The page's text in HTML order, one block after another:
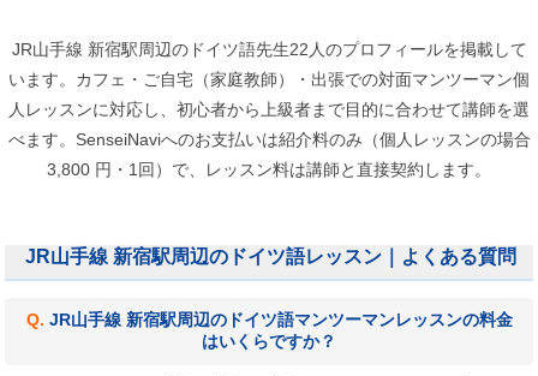
JR山手線 新宿駅周辺のドイツ語先生22人のプロフィールを掲載して
います。カフェ・ご自宅（家庭教師）・出張での対面マンツーマン個
人レッスンに対応し、初心者から上級者まで目的に合わせて講師を選
べます。SenseiNaviへのお支払いは紹介料のみ（個人レッスンの場合
3,800 円・1回）で、レッスン料は講師と直接契約します。
JR山手線 新宿駅周辺のドイツ語レッスン｜よくある質問
JR山手線 新宿駅周辺のドイツ語マンツーマンレッスンの料金
はいくらですか？